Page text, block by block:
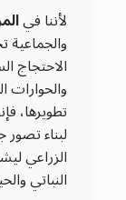
لأننا في
الاحتجاج
والحوارات
تطويرها،
لبناء
الزراعي
النباتي